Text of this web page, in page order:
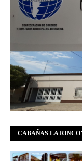
CABAÑAS LA